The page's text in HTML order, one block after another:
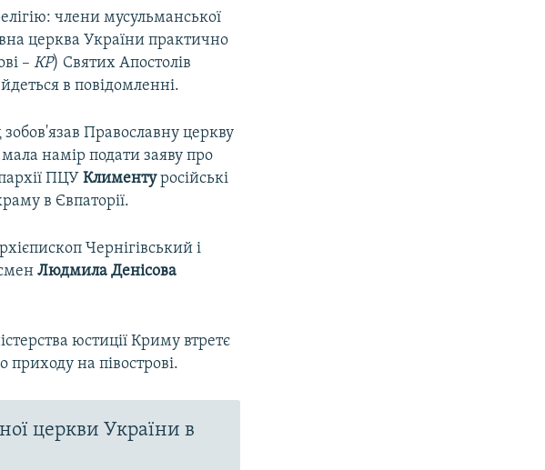
члени мусульманської
церква України практично
–КР) Святих Апостолів
в повідомленні.
Православну церкву
намір подати заяву про
ПЦУКлиментуросійські
в Євпаторії.
Чернігівський і
Людмила Денісова
юстиції Криму втретє
приходу на півострові.
церкви України в